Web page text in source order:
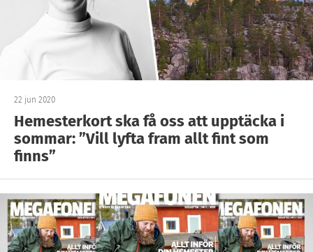
22 jun 2020
Hemesterkort ska få oss att upptäcka i
sommar: ”Vill lyfta fram allt fint som
finns”